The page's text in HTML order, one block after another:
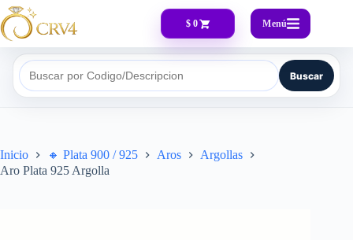
$ 0 Menú
Buscar por Codigo/Descripcion Buscar
Inicio 🔸​ Plata 900 / 925 Aros
Argollas
Aro Plata 925 Argolla